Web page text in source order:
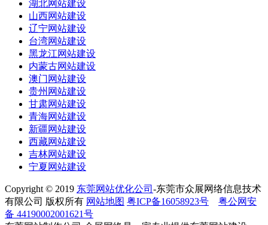
湖北网站建设
山西网站建设
辽宁网站建设
台湾网站建设
黑龙江网站建设
内蒙古网站建设
澳门网站建设
贵州网站建设
甘肃网站建设
青海网站建设
新疆网站建设
西藏网站建设
吉林网站建设
宁夏网站建设
Copyright © 2019 东莞网站优化公司 -东莞市众展网络信息技术
有限公司 版权所有 网站地图 粤ICP备16058923号
粤公网安
备 44190002001621号